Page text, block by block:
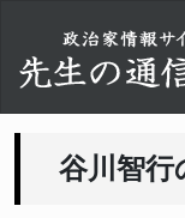
谷川智行